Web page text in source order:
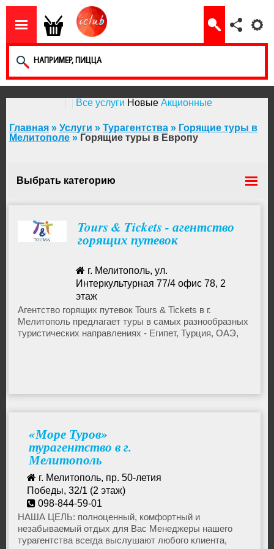
Все услуги Новые Акционные
Главная » Услуги » Турагентства » Горящие туры в
Мелитополе » Горящие туры в Европу
Выбрать категорию
Горящие туры на Кубу
Горящие туры на Бали
Горящие туры в Черногорию
Горящие туры в Турцию
Горящие туры в Тунис
Tours & Tickets - агентство
горящих путевок
г. Мелитополь, ул.
Интеркультурная 77/4 офис 78, 2
этаж
+38 068 068 57 57
mel.tat.ua@gmail.com
Агентство горящих путевок Tours & Tickets в г.
Мелитополь предлагает туры в самых разнообразных
туристических направлениях - Египет, Турция, ОАЭ,
«Море Туров»
турагентство в г.
Мелитополь
г. Мелитополь, пр. 50-летия
Победы, 32/1 (2 этаж)
098-844-59-01
moreturov_mel@mail.ru
НАША ЦЕЛЬ: полноценный, комфортный и
незабываемый отдых для Вас Менеджеры нашего
турагентства всегда выслушают любого клиента,